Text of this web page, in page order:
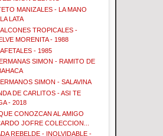
MANIZALES - LA MANO
LATA
TROPICALES -
MORENITA - 1988
- 1985
SIMON - RAMITO DE
SIMON - SALAVINA
DE CARLITOS - ASI TE
- 2018
CONOZCAN AL AMIGO
JOFRE COLECCION...
REBELDE - INOLVIDABLE -